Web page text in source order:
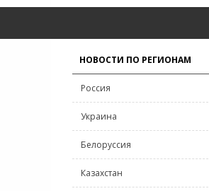
НОВОСТИ ПО РЕГИОНАМ
Россия
Украина
Белоруссия
Казахстан